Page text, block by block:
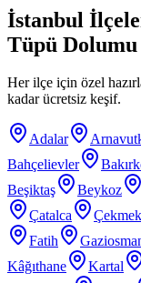
İstanbul
Tüpü Dolumu
Her ilçe için özel
kadar ücretsiz keşif.
Adalar
Bahçelievler
Beşiktaş
Beykoz
Çatalca
Fatih
Kâğıthane
Kartal